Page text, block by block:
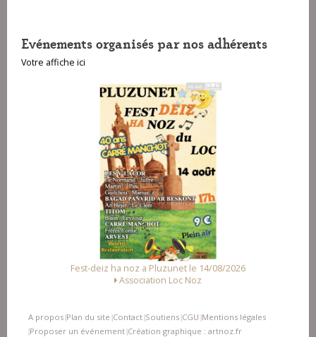
Evénements organisés par nos adhérents
Votre affiche ici
Fest-deiz ha noz a Pluzunet le 14/08/2026
Association Loc Noz
A propos Plan du site Contact Soutiens CGU Mentions légales
Proposer un événement Création graphique : artnoz.fr